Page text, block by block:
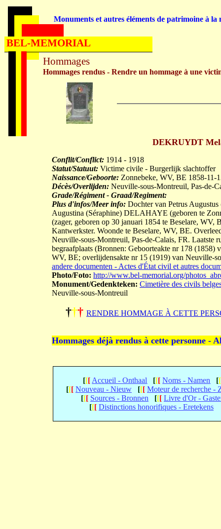
DEKRUYDT
Conflit/Conflict: 1914 - 1918
Statut/Statuut: Victime civile - Burgerlijk slachtoffer
Naissance/Geboorte: Zonnebeke, WV, BE 1858-11-
Décès/Overlijden: Neuville-sous-Montreuil, Pas-de-
Grade/Régiment - Graad/Regiment:
Plus d'infos/Meer info: Dochter van Petrus
Augustina (Séraphine) DELAHAYE (geboren te
(zager, geboren op 30 januari 1854 te Beselare,
Kantwerkster. Woonde te Beselare, WV, BE.
Neuville-sous-Montreuil, Pas-de-Calais, FR. Laatste
begraafplaats (Bronnen: Geboorteakte nr 178
WV, BE; overlijdensakte nr 15 (1919) van Neuville-
andere documenten - Actes d'État civil et autres
Photo/Foto: http://www.bel-memorial.org/
Monument/Gedenkteken: Cimetière des civils
Neuville-sous-Montreuil
††† RENDRE HOMMAGE À CETTE
Hommages déjà rendus à cette personne -
[[[ Accueil - Onthaal [[[ Noms - Namen [[
[[[ Nouveau - Nieuw [[[ Moteur de recherche -
[[[ Sources - Bronnen [[[ Livre d'Or -
[[[ Distinctions honorifiques - Eretekens
Hommages
Hommages rendus - Rendre un hommage à une
Monuments et autres éléments de patrimoine à la
BEL-MEMORIAL